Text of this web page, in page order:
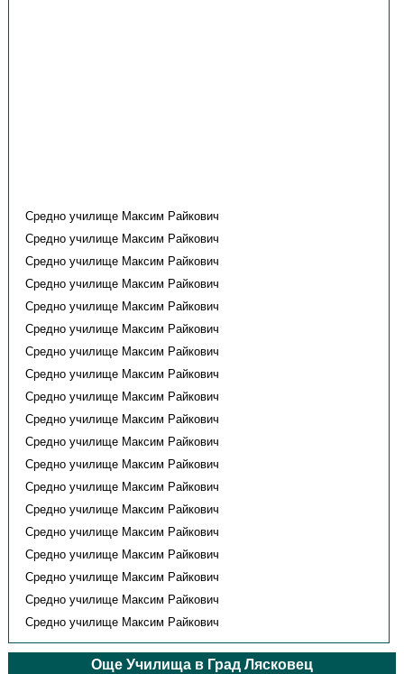
Средно училище Максим Райкович
Средно училище Максим Райкович
Средно училище Максим Райкович
Средно училище Максим Райкович
Средно училище Максим Райкович
Средно училище Максим Райкович
Средно училище Максим Райкович
Средно училище Максим Райкович
Средно училище Максим Райкович
Средно училище Максим Райкович
Средно училище Максим Райкович
Средно училище Максим Райкович
Средно училище Максим Райкович
Средно училище Максим Райкович
Средно училище Максим Райкович
Средно училище Максим Райкович
Средно училище Максим Райкович
Средно училище Максим Райкович
Средно училище Максим Райкович
Още Училища в Град Лясковец